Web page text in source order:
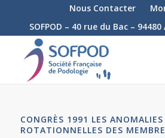
Nous Contacter
SOFPOD – 40 rue du Bac – 94480
CONGRÈS 1991 LES ANOMALIES
ROTATIONNELLES DES